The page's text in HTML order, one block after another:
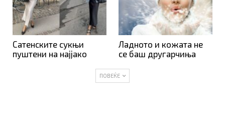
Сатенските сукњи
пуштени на најјако
Ладното и кожата не
се баш другарчиња
ПОВЕЌЕ